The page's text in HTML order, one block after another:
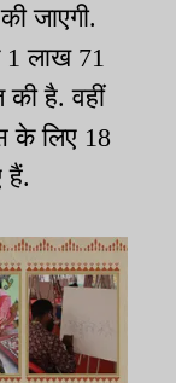
जाएगी.
लाख 71
की है. वहीं
के लिए 18
हैं.